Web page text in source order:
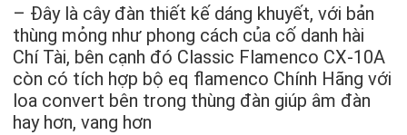
– Đây là cây đàn thiết kế dáng khuyết, với bản
thùng mỏng như phong cách của cố danh hài
Chí Tài, bên cạnh đó Classic Flamenco CX-10A
còn có tích hợp bộ eq flamenco Chính Hãng với
loa convert bên trong thùng đàn giúp âm đàn
hay hơn, vang hơn